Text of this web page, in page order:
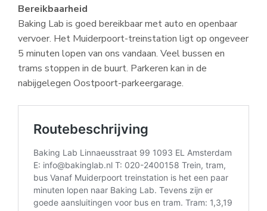
Bereikbaarheid
Baking Lab is goed bereikbaar met auto en openbaar
vervoer. Het Muiderpoort-treinstation ligt op ongeveer
5 minuten lopen van ons vandaan. Veel bussen en
trams stoppen in de buurt. Parkeren kan in de
nabijgelegen Oostpoort-parkeergarage.